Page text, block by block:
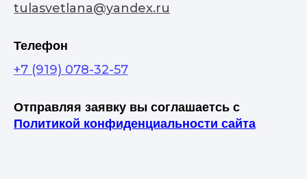
tulasvetlana@yandex.ru
Телефон
+7 (919) 078-32-57
Отправляя заявку вы соглашаетсь с
Политикой конфиденциальности сайта